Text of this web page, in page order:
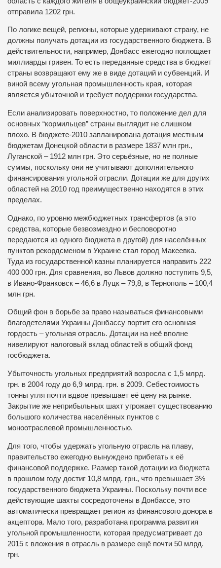
отправила 1202 грн.
По логике вещей, регионы, которые удерживают страну, не
должны получать дотации из государственного бюджета. В
действительности, например, Донбасс ежегодно поглощает
миллиарды гривен. То есть переданные средства в бюджет
страны возвращают ему же в виде дотаций и субвенций. И
виной всему угольная промышленность края, которая
является убыточной и требует поддержки государства.
Если анализировать поверхностно, то положение дел для
основных “кормильцев” страны выглядит не слишком
плохо. В бюджете-2010 запланирована дотация местным
бюджетам Донецкой области в размере 1837 млн грн.,
Луганской – 1912 млн грн. Это серьёзные, но не полные
суммы, поскольку они не учитывают дополнительного
финансирования угольной отрасли. Дотации же для других
областей на 2010 год преимущественно находятся в этих
пределах.
Однако, по уровню межбюджетных трансфертов (а это
средства, которые безвозмездно и бесповоротно
передаются из одного бюджета в другой) для населённых
пунктов рекордсменом в Украине стал город Макеевка.
Туда из государственной казны планируется направить 222
400 000 грн. Для сравнения, во Львов должно поступить 9,5,
в Ивано-Франковск – 46,6 в Луцк – 79,8, в Тернополь – 100,4
млн грн.
Общий фон в борьбе за право называться финансовыми
благодетелями Украины Донбассу портит его основная
гордость – угольная отрасль. Дотации на неё вполне
нивелируют налоговый вклад областей в общий фонд
госбюджета.
Убыточность угольных предприятий возросла с 1,5 млрд.
грн. в 2004 году до 6,9 млрд. грн. в 2009. Себестоимость
тонны угля почти вдвое превышает её цену на рынке.
Закрытие же неприбыльных шахт угрожает существованию
большого количества населённых пунктов с
моноотраслевой промышленностью.
Для того, чтобы удержать угольную отрасль на плаву,
правительство ежегодно вынуждено прибегать к её
финансовой поддержке. Размер такой дотации из бюджета
в прошлом году достиг 10,8 млрд. грн., что превышает 3%
государственного бюджета Украины. Поскольку почти все
действующие шахты сосредоточены в Донбассе, это
автоматически превращает регион из финансового донора в
акцептора. Мало того, разработана программа развития
угольной промышленности, которая предусматривает до
2015 г. вложения в отрасль в размере ещё почти 50 млрд.
грн.